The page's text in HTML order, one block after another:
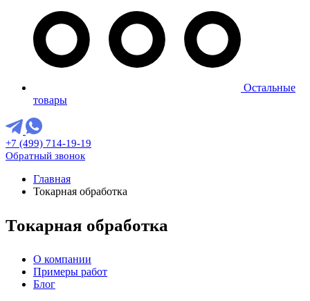
Остальные
товары
+7 (499) 714-19-19
Обратный звонок
Главная
Токарная обработка
Токарная обработка
О компании
Примеры работ
Блог